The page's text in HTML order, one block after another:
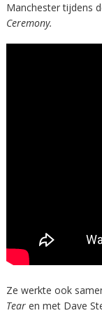
Manchester tijdens
Ceremony.
Ze werkte ook
Tear en met Dave